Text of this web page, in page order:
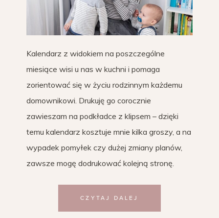
Kalendarz z widokiem na poszczególne
miesiące wisi u nas w kuchni i pomaga
zorientować się w życiu rodzinnym każdemu
domownikowi. Drukuję go corocznie
zawieszam na podkładce z klipsem – dzięki
temu kalendarz kosztuje mnie kilka groszy, a na
wypadek pomyłek czy dużej zmiany planów,
zawsze mogę dodrukować kolejną stronę.
CZYTAJ DALEJ